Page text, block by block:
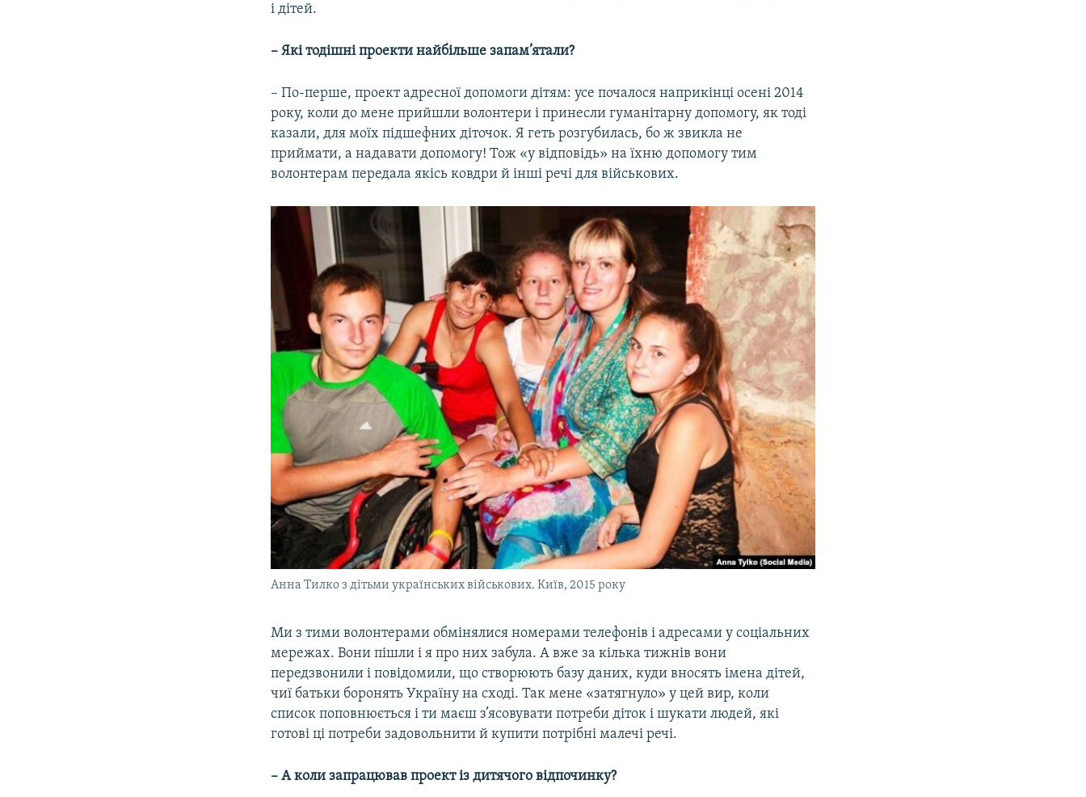
і дітей.
– Які тодішні проекти найбільше запам’ятали?
– По-перше, проект адресної допомоги дітям: усе почалося наприкінці осені 2014
року, коли до мене прийшли волонтери і принесли гуманітарну допомогу, як тоді
казали, для моїх підшефних діточок. Я геть розгубилась, бо ж звикла не
приймати, а надавати допомогу! Тож «у відповідь» на їхню допомогу тим
волонтерам передала якісь ковдри й інші речі для військових.
Анна Тилко з дітьми українських військових. Київ, 2015 року
Ми з тими волонтерами обмінялися номерами телефонів і адресами у соціальних
мережах. Вони пішли і я про них забула. А вже за кілька тижнів вони
передзвонили і повідомили, що створюють базу даних, куди вносять імена дітей,
чиї батьки боронять Україну на сході. Так мене «затягнуло» у цей вир, коли
список поповнюється і ти маєш з’ясовувати потреби діток і шукати людей, які
готові ці потреби задовольнити й купити потрібні малечі речі.
– А коли запрацював проект із дитячого відпочинку?